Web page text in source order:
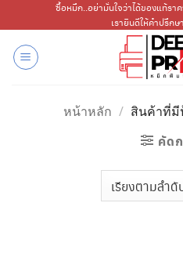
ไป
เนื้อหา
ซื้อหมึก..อย่ามั่นใจว่าได้ของแท้ร
เรายินดีให้คำปรึก
หน้าหลัก / สินค้าที่มี
คัด